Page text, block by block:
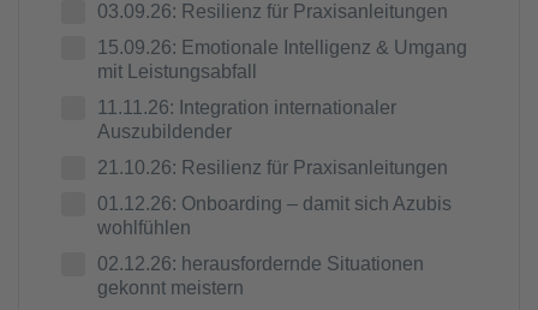
03.09.26: Resilienz für Praxisanleitungen
15.09.26: Emotionale Intelligenz & Umgang
mit Leistungsabfall
11.11.26: Integration internationaler
Auszubildender
21.10.26: Resilienz für Praxisanleitungen
01.12.26: Onboarding – damit sich Azubis
wohlfühlen
02.12.26: herausfordernde Situationen
gekonnt meistern